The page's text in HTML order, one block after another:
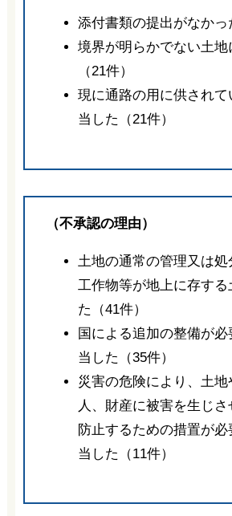
添付書類の提出がなかっ
境界が明らかでない土地
（21件）
現に通路の用に供され
当した（21件）
（不承認の理由）
土地の通常の管理又は処
工作物等が地上に存する
た（41件）
国による追加の整備が
当した（35件）
災害の危険により、土
人、財産に被害を生じ
防止するための措置が
当した（11件）